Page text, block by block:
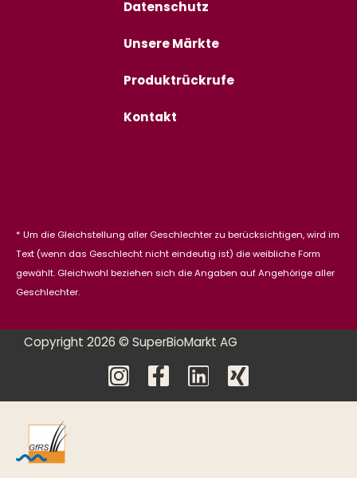
Datenschutz
Unsere Märkte
Produktrückrufe
Kontakt
* Um die Gleichstellung aller Geschlechter zu berücksichtigen, wird im
Text (wenn das Geschlecht nicht eindeutig ist) die weibliche Form
gewählt. Gleichwohl beziehen sich die Angaben auf Angehörige aller
Geschlechter.
Copyright 2026 © SuperBioMarkt AG